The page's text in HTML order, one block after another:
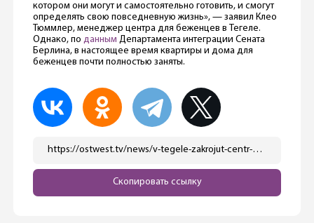
котором они могут и самостоятельно готовить, и смогут
определять свою повседневную жизнь», — заявил Клео
Тюммлер, менеджер центра для беженцев в Тегеле.
Однако, по данным Департамента интеграции Сената
Берлина, в настоящее время квартиры и дома для
беженцев почти полностью заняты.
https://ostwest.tv/news/v-tegele-zakrojut-centr-dlya-bezhencev/
Скопировать ссылку